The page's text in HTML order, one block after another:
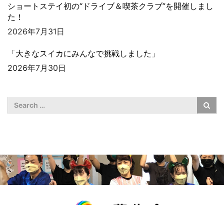
ショートステイ初の“ドライブ＆喫茶クラブ”を開催しまし
た！
2026年7月31日
「大きなスイカにみんなで挑戦しました」
2026年7月30日